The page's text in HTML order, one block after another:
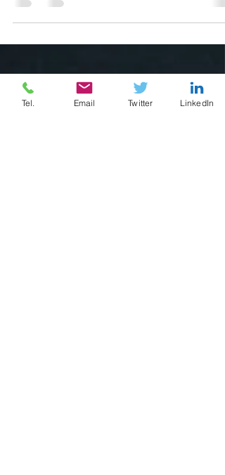
Je voudrais partager avec vous une
expérience qui m’a marquée. Contexte :
Tel. Email Twitter LinkedIn